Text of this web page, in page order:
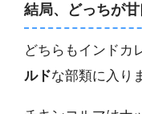
結局、どっちが甘
どちらもインドカ
ルドな部類に入り